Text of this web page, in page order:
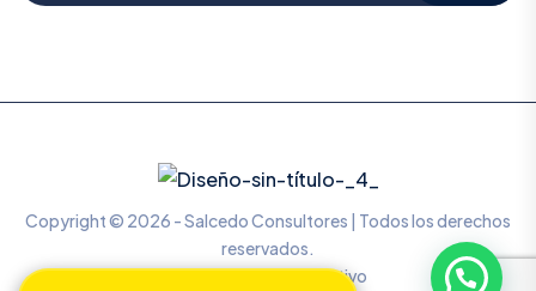
Copyright © 2026 - Salcedo Consultores | Todos los derechos
reservados.
Diseñado por Mr. Kreativo